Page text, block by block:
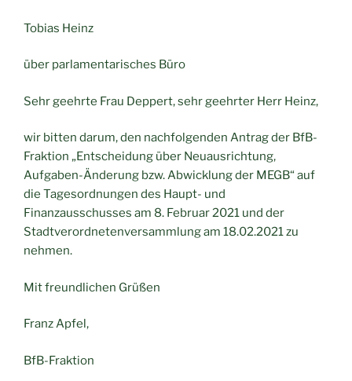
Tobias Heinz
über parlamentarisches Büro
Sehr geehrte Frau Deppert, sehr geehrter Herr Heinz,
wir bitten darum, den nachfolgenden Antrag der BfB-
Fraktion „Entscheidung über Neuausrichtung,
Aufgaben-Änderung bzw. Abwicklung der MEGB“ auf
die Tagesordnungen des Haupt- und
Finanzausschusses am 8. Februar 2021 und der
Stadtverordnetenversammlung am 18.02.2021 zu
nehmen.
Mit freundlichen Grüßen
Franz Apfel,
BfB-Fraktion